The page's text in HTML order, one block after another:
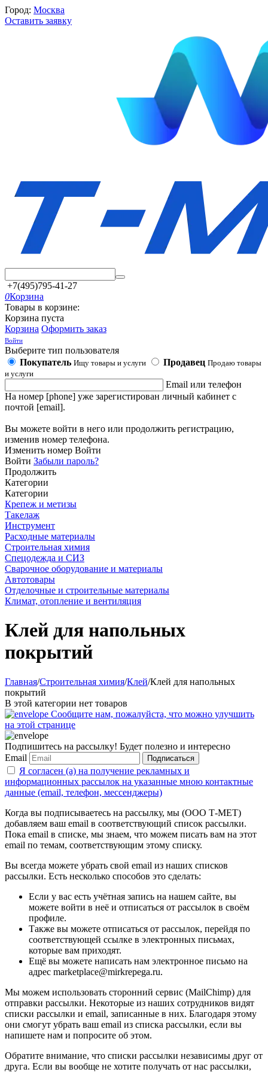
Город: Москва
Оставить заявку
+7(495)795-41-27
0Корзина
Товары в корзине:
Корзина пуста
Корзина Оформить заказ
Войти
Выберите тип пользователя
Покупатель Ищу товары и услуги Продавец Продаю товары
и услуги
Email или телефон
На номер [phone] уже зарегистирован личный кабинет с
почтой [email].
Вы можете войти в него или продолжить регистрацию,
изменив номер телефона.
Изменить номер Войти
Войти Забыли пароль?
Продолжить
Категории
Категории
Крепеж и метизы
Такелаж
Инструмент
Расходные материалы
Строительная химия
Спецодежда и СИЗ
Сварочное оборудование и материалы
Автотовары
Отделочные и строительные материалы
Климат, отопление и вентиляция
Клей для напольных
покрытий
Главная/Строительная химия/Клей/Клей для напольных
покрытий
В этой категории нет товаров
Сообщите нам, пожалуйста, что можно улучшить
на этой странице
Подпишитесь на рассылку! Будет полезно и интересно
Email
Подписаться
Я согласен (а) на получение рекламных и
информационных рассылок на указанные мною контактные
данные (email, телефон, мессенджеры)
Когда вы подписываетесь на рассылку, мы (ООО Т-МЕТ)
добавляем ваш email в соответствующий список рассылки.
Пока email в списке, мы знаем, что можем писать вам на этот
email по темам, соответствующим этому списку.
Вы всегда можете убрать свой email из наших списков
рассылки. Есть несколько способов это сделать:
Если у вас есть учётная запись на нашем сайте, вы
можете войти в неё и отписаться от рассылок в своём
профиле.
Также вы можете отписаться от рассылок, перейдя по
соответствующей ссылке в электронных письмах,
которые вам приходят.
Ещё вы можете написать нам электронное письмо на
адрес marketplace@mirkrepega.ru.
Мы можем использовать сторонний сервис (MailChimp) для
отправки рассылки. Некоторые из наших сотрудников видят
списки рассылки и email, записанные в них. Благодаря этому
они смогут убрать ваш email из списка рассылки, если вы
напишете нам и попросите об этом.
Обратите внимание, что списки рассылки независимы друг от
друга. Если вы вообще не хотите получать от нас рассылки,